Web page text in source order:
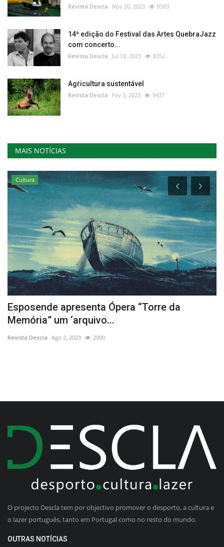
Revista Descla Nov 20, 2023 8583
14ª edição do Festival das Artes QuebraJazz
com concerto...
Revista Descla Jul 18, 2023 8352
Agricultura sustentável
Revista Descla Fev 3, 2023 9437
MAIS NOTÍCIAS
Cultura
Esposende apresenta Ópera “Torre da
Memória” um ‘arquivo...
Revista Descla Ago 2, 2023 2000
O projecto Descla tem por objectivo promover o desporto, a cultura e
o lazer português, tanto em Portugal como no resto do mundo.
OUTRAS NOTÍCIAS